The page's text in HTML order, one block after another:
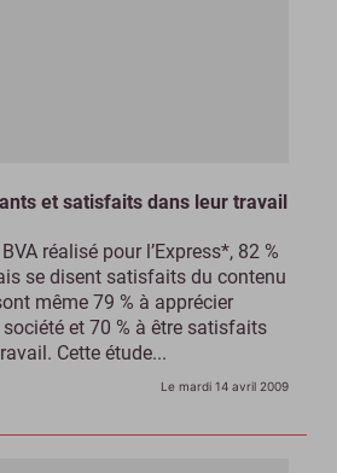
et satisfaits dans leur travail
réalisé pour l’Express*, 82 %
se disent satisfaits du contenu
même 79 % à apprécier
société et 70 % à être satisfaits
Cette étude...
Le mardi 14 avril 2009